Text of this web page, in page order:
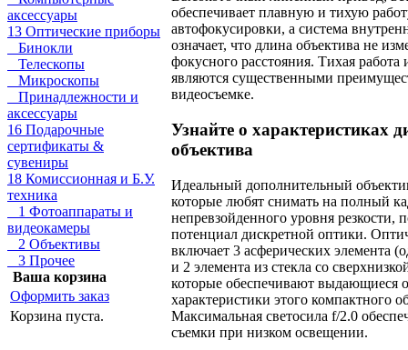
аксессуары
13 Оптические приборы
Бинокли
Телескопы
Микроскопы
Принадлежности и
аксессуары
16 Подарочные
сертификаты &
сувениры
18 Комиссионная и Б.У.
техника
1 Фотоаппараты и
видеокамеры
2 Объективы
3 Прочее
Ваша корзина
Оформить заказ
Корзина пуста.
обеспечивает плавную и тихую
автофокусировки, а система
означает, что длина объектива не
фокусного расстояния. Тихая
являются существенными
видеосъемке.
Узнайте о характеристиках
объектива
Идеальный дополнительный
которые любят снимать на полный
непревзойденного уровня резкости,
потенциал дискретной оптики.
включает 3 асферических элемента
и 2 элемента из стекла со
которые обеспечивают выдающиеся
характеристики этого компактного
Максимальная светосила f/2.0
съемки при низком освещении.